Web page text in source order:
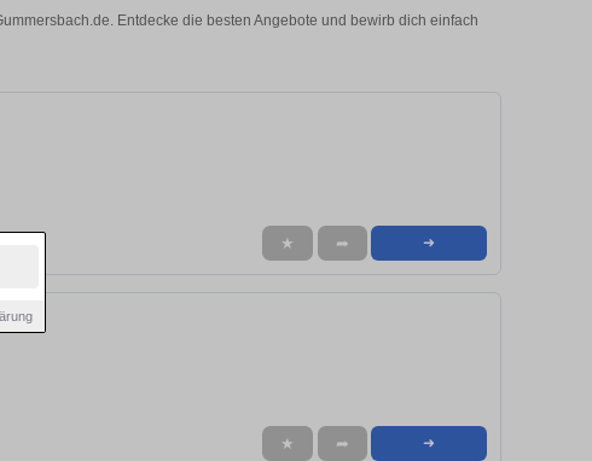
Entdecke die besten Angebote und bewirb dich einfach
★ ➦ ➜
★ ➦ ➜